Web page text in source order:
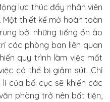
lực thúc đẩy nhân viên
Một thiết kế mở hoàn toàn
bởi những tiếng ồn ào
các phòng ban liên quan
quy trình làm việc mất
có thể bị giảm sút. Chỉ
của bố cục sẽ khiến các
phòng trở nên bất tiện,